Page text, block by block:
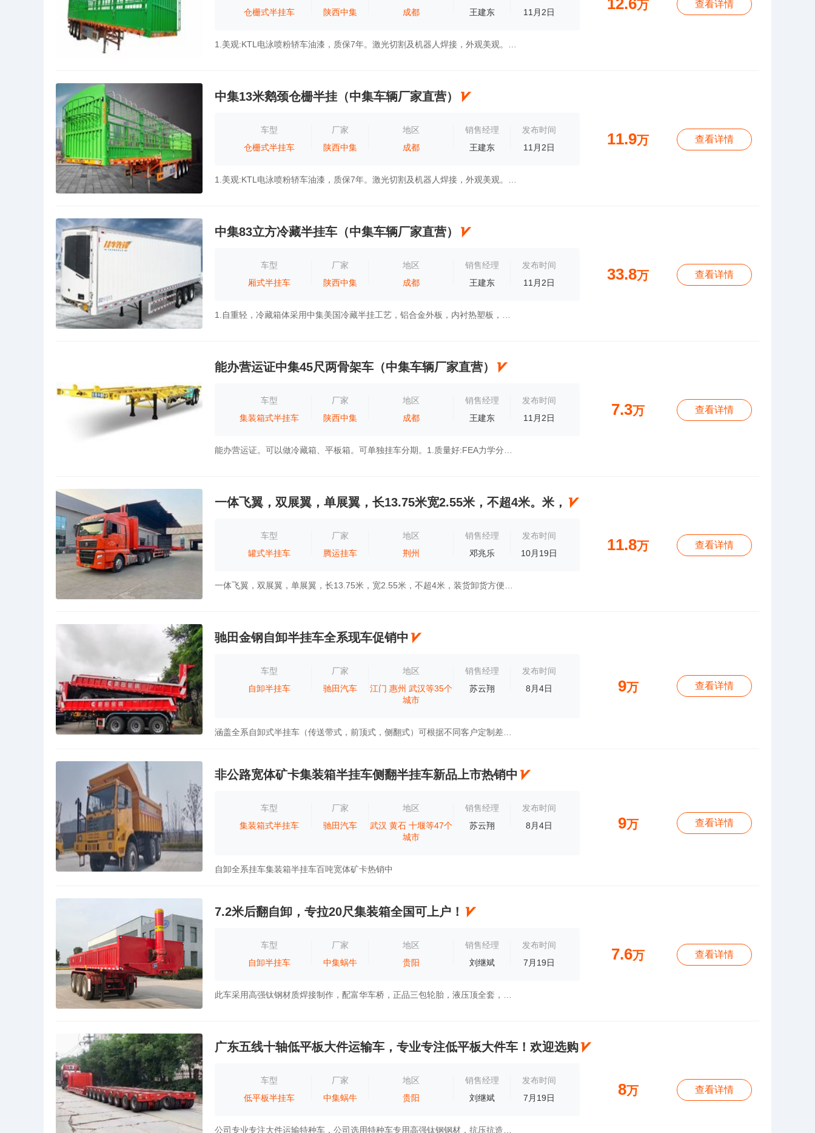
仓栅式半挂车
陕西中集
成都
王建东
11月2日
12.6万 查看详情
中集13米鹅颈仓栅半挂（中集车辆厂家直营）
车型
仓栅式半挂车
厂家
陕西中集
地区
成都
销售经理
王建东
发布时间
11月2日
11.9万 查看详情
中集83立方冷藏半挂车（中集车辆厂家直营）
车型
厢式半挂车
厂家
陕西中集
地区
成都
销售经理
王建东
发布时间
11月2日
33.8万 查看详情
能办营运证中集45尺两骨架车（中集车辆厂家直营）
车型
集装箱式半挂车
厂家
陕西中集
地区
成都
销售经理
王建东
发布时间
11月2日
7.3万 查看详情
一体飞翼，双展翼，单展翼，长13.75米宽2.55米，不超4米。米，
车型
罐式半挂车
厂家
腾运挂车
地区
荆州
销售经理
邓兆乐
发布时间
10月19日
11.8万 查看详情
驰田金钢自卸半挂车全系现车促销中
车型
自卸半挂车
厂家
驰田汽车
地区
江门 惠州 武汉等35个
城市
销售经理
苏云翔
发布时间
8月4日
9万 查看详情
非公路宽体矿卡集装箱半挂车侧翻半挂车新品上市热销中
车型
集装箱式半挂车
厂家
驰田汽车
地区
武汉 黄石 十堰等47个
城市
销售经理
苏云翔
发布时间
8月4日
9万 查看详情
自卸全系挂车集装箱半挂车百吨宽体矿卡热销中
7.2米后翻自卸，专拉20尺集装箱全国可上户！
车型
自卸半挂车
厂家
中集蜗牛
地区
贵阳
销售经理
刘继斌
发布时间
7月19日
7.6万 查看详情
广东五线十轴低平板大件运输车，专业专注低平板大件车！欢迎选购
车型
低平板半挂车
厂家
中集蜗牛
地区
贵阳
销售经理
刘继斌
发布时间
7月19日
8万 查看详情